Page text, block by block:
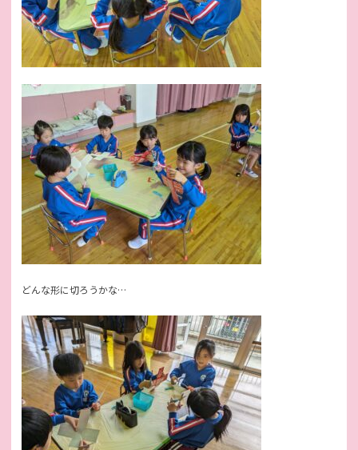
どんな形に切ろうかな…